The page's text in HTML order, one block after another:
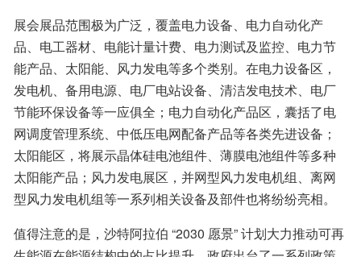
展会展品范围极为广泛，覆盖电力设备、电力自动化产
品、电工器材、电能计量计费、电力测试及监控、电力节
能产品、太阳能、风力发电等多个类别。在电力设备区，
发电机、备用电源、电厂电站设备、清洁发电技术、电厂
节能环保设备等一应俱全；电力自动化产品区，囊括了电
网调度管理系统、中低压电网配备产品等各类先进设备；
太阳能区，将展示晶体硅电池组件、薄膜电池组件等多种
太阳能产品；风力发电展区，并网型风力发电机组、离网
型风力发电机组等一系列相关设备及部件也将纷纷亮相。​
值得注意的是，沙特阿拉伯 “2030 愿景” 计划大力推动可再